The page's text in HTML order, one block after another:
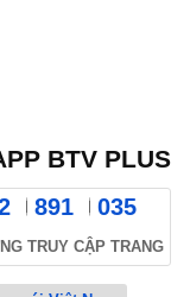
BTV PLUS
891 035
TRUY CẬP TRANG